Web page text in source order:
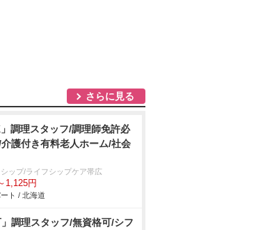
さらに見る
」調理スタッフ/調理師免許必
護付き有料老人ホーム/社会
ップ/ライフシップケア帯広
1,125円
ト / 北海道
」調理スタッフ/無資格可/シフ